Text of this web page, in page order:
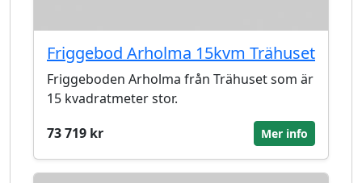
Friggebod Arholma 15kvm Trähuset
Friggeboden Arholma från Trähuset som är
15 kvadratmeter stor.
73 719 kr
Mer info